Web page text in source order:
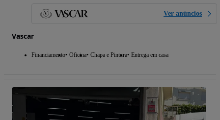
Ver anúncios
Vascar
Financiamento Oficina Chapa e Pintura Entrega em casa